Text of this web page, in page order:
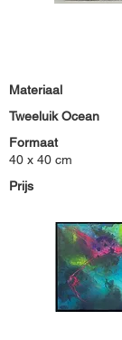
Materiaal
Tweeluik Ocean
Formaat
40 x 40 cm
Prijs